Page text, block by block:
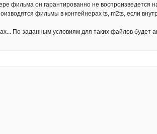
фильма он гарантированно не воспроизведется
фильмы в контейнерах ts, m2ts, если
По заданным условиям для таких файлов будет